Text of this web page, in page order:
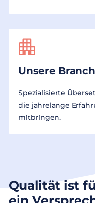
Unsere
Spezialisierte
die jahrelange
mitbringen.
Qualität ist
ein